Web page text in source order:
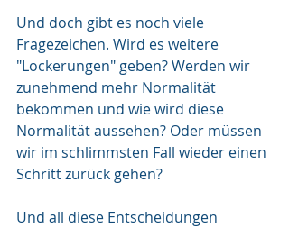
Und doch gibt es noch viele
Fragezeichen. Wird es weitere
"Lockerungen" geben? Werden wir
zunehmend mehr Normalität
bekommen und wie wird diese
Normalität aussehen? Oder müssen
wir im schlimmsten Fall wieder einen
Schritt zurück gehen?
Und all diese Entscheidungen